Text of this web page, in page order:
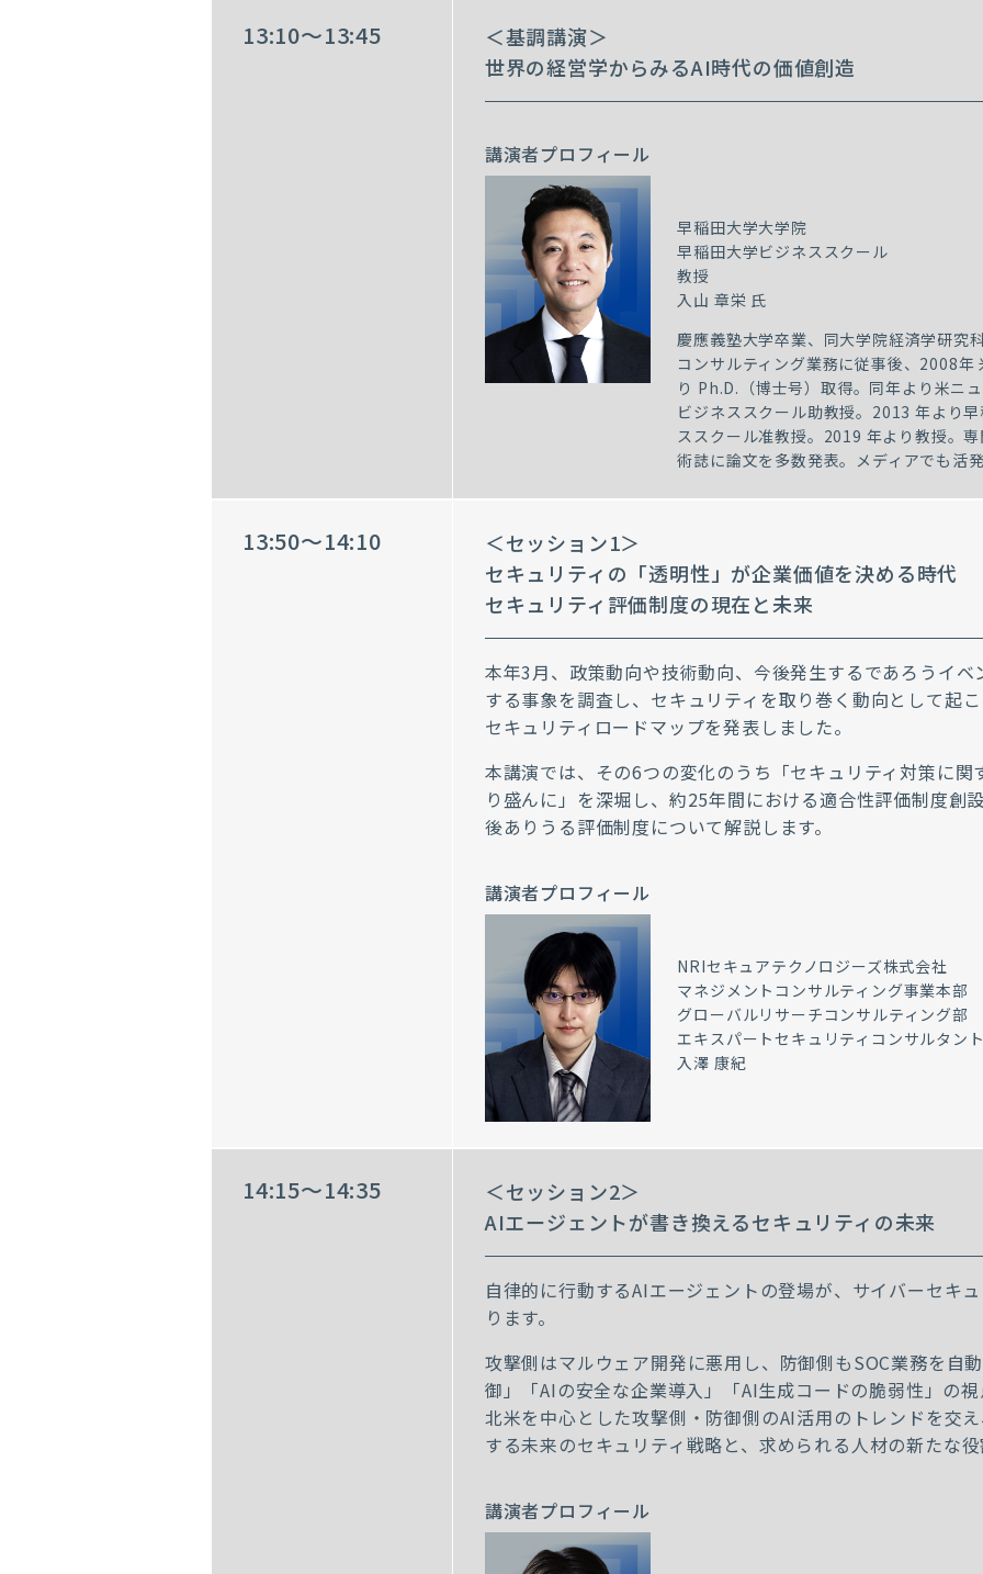
13:10～13:45
＜基調講演＞
世界の経営学からみるAI時代の価値創造
講演者プロフィール
早稲田大学大学院
早稲田大学ビジネススクール
教授
入山 章栄 氏
慶應義塾大学卒業、同大学院経済学研究
コンサルティング業務に従事後、2008年
り Ph.D.（博士号）取得。同年より米ニ
ビジネススクール助教授。2013 年より
ススクール准教授。 2019 年より教授。
術誌に論文を多数発表。メディアでも活
13:50～14:10
＜セッション1＞
セキュリティの「透明性」が企業価値を決める時代
セキュリティ評価制度の現在と未来
本年3月、政策動向や技術動向、今後発生するであろうイベ
する事象を調査し、セキュリティを取り巻く動向として起
セキュリティロードマップを発表しました。
本講演では、その6つの変化のうち「セキュリティ対策に関
り盛んに」を深堀し、約25年間における適合性評価制度創
後ありうる評価制度について解説します。
講演者プロフィール
NRIセキュアテクノロジーズ株式会社
マネジメントコンサルティング事業本部
グローバルリサーチコンサルティング部
エキスパートセキュリティコンサルタント
入澤 康紀
14:15～14:35
＜セッション2＞
AIエージェントが書き換えるセキュリティの未来
自律的に行動するAIエージェントの登場が、サイバーセキ
ります。
攻撃側はマルウェア開発に悪用し、防御側もSOC業務を自
御」「AIの安全な企業導入」「AI生成コードの脆弱性」の視
北米を中心とした攻撃側・防御側のAI活用のトレンドを交
する未来のセキュリティ戦略と、求められる人材の新たな役
講演者プロフィール